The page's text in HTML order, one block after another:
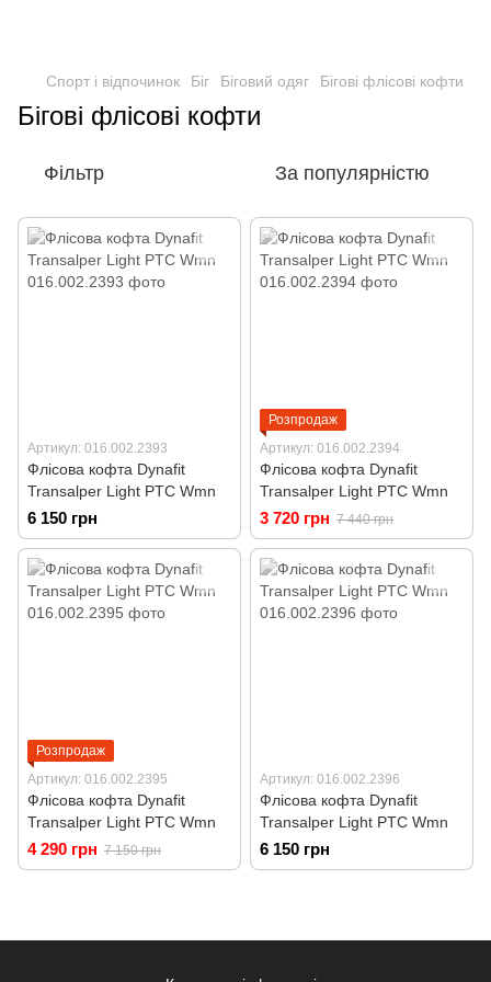
Спорт і відпочинок Біг Біговий одяг Бігові флісові кофти
Бігові флісові кофти
Фільтр За популярністю
Артикул: 016.002.2393
Флісова кофта Dynafit
Transalper Light PTC Wmn
6 150 грн
Розпродаж
Артикул: 016.002.2394
Флісова кофта Dynafit
Transalper Light PTC Wmn
3 720 грн 7 440 грн
Розпродаж
Артикул: 016.002.2395
Флісова кофта Dynafit
Transalper Light PTC Wmn
4 290 грн 7 150 грн
Артикул: 016.002.2396
Флісова кофта Dynafit
Transalper Light PTC Wmn
6 150 грн